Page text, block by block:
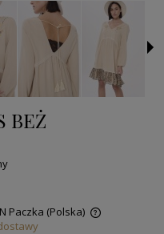
BEŻ
Paczka (Polska)